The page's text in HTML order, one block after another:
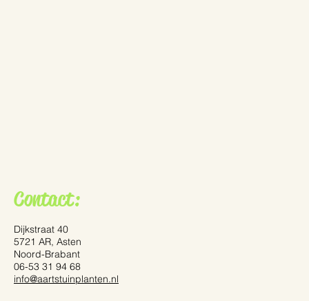
Contact:
Dijkstraat 40
5721 AR, Asten
Noord-Brabant
06-53 31 94 68
info@aartstuinplanten.nl